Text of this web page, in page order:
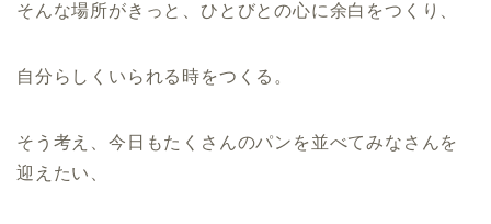
そんな場所がきっと、ひとびとの心に余白をつくり、
自分らしくいられる時をつくる。
そう考え、今日もたくさんのパンを並べてみなさんを
迎えたい、